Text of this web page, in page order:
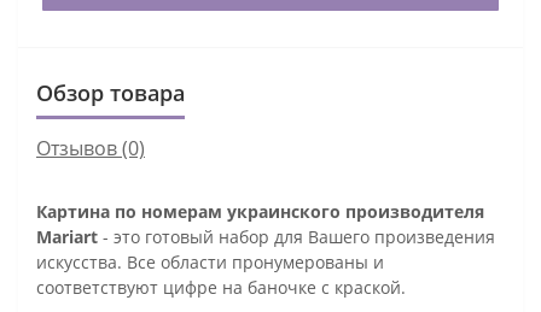
Обзор товара
Отзывов (0)
Картина по номерам украинского производителя
Mariart - это готовый набор для Вашего произведения
искусства. Все области пронумерованы и
соответствуют цифре на баночке с краской.